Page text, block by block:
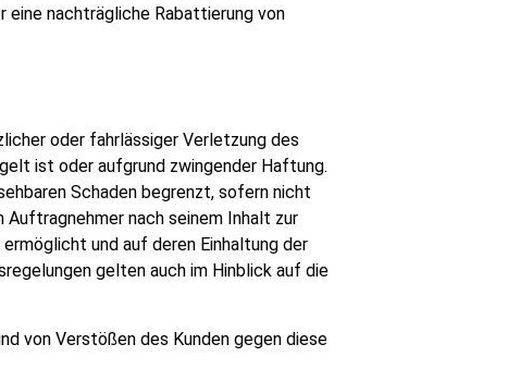
eine nachträgliche Rabattierung von
oder fahrlässiger Verletzung des
ist oder aufgrund zwingender Haftung.
Schaden begrenzt, sofern nicht
nach seinem Inhalt zur
und auf deren Einhaltung der
gelten auch im Hinblick auf die
von Verstößen des Kunden gegen diese